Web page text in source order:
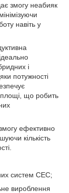
змогу неабияк
навіть у
і
потужності
що робить
ефективно
кількість
систем СЕС;
вироблення